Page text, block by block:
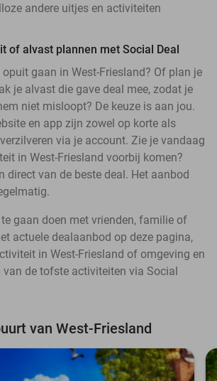
andere uitjes en activiteiten
of alvast plannen met Social Deal
gaan in West-Friesland? Of plan je
je alvast die gave deal mee, zodat je
niet misloopt? De keuze is aan jou.
en app zijn zowel op korte als
via je account. Zie je vandaag
in West-Friesland voorbij komen?
direct van de beste deal. Het aanbod
gaan doen met vrienden, familie of
actuele dealaanbod op deze pagina,
in West-Friesland of omgeving en
van de tofste activiteiten via Social
van West-Friesland